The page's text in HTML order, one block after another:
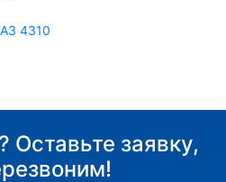
4310
Оставьте заявку,